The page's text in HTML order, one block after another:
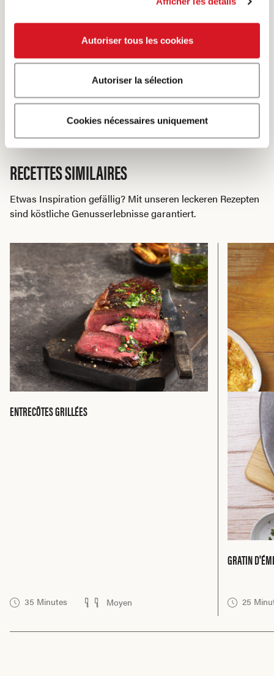
Autoriser tous les cookies
Autoriser la sélection
Cookies nécessaires uniquement
L'HUILE POUR LA FONDUE EST-ELLE
SUFFISAMMENT CHAUDE ?
L’huile pour la fondue est assez chaude lorsque,
en y plongeant une baguette en bois, de petites
bulles se forment.
RECETTES SIMILAIRES
Etwas Inspiration gefällig? Mit unseren leckeren Rezepten
sind köstliche Genusserlebnisse garantiert.
ENTRECÔTES GRILLÉES
35 Minutes Moyen
GRATIN
25